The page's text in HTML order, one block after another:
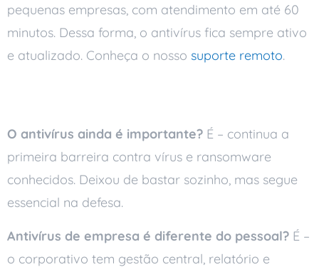
pequenas empresas, com atendimento em até 60
minutos. Dessa forma, o antivírus fica sempre ativo
e atualizado. Conheça o nosso suporte remoto.
O antivírus ainda é importante? É – continua a
primeira barreira contra vírus e ransomware
conhecidos. Deixou de bastar sozinho, mas segue
essencial na defesa.
Antivírus de empresa é diferente do pessoal? É –
o corporativo tem gestão central, relatório e